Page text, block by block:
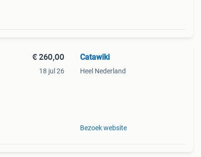
€ 260,00
18 jul 26
Catawiki
Heel Nederland
Bezoek website